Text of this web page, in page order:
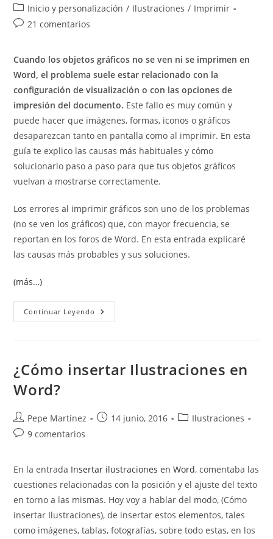
de
la
entrada:
de
Categoría
de
Inicio y personalización / Ilustraciones / Imprimir
Comentarios
entrada:
21 comentarios
Cuando los objetos gráficos no se ven ni se imprimen en
Word, el problema suele estar relacionado con la
configuración de visualización o con las opciones de
impresión del documento. Este fallo es muy común y
puede hacer que imágenes, formas, iconos o gráficos
desaparezcan tanto en pantalla como al imprimir. En esta
guía te explico las causas más habituales y cómo
solucionarlo paso a paso para que tus objetos gráficos
vuelvan a mostrarse correctamente.
Los errores al imprimir gráficos son uno de los problemas
(no se ven los gráficos) que, con mayor frecuencia, se
reportan en los foros de Word. En esta entrada explicaré
las causas más probables y sus soluciones.
(más…)
Continuar Leyendo Errores
Al
Word
Se
Imprimen.
¿Cómo insertar Ilustraciones en
Word?
Autor
de
Pepe Martínez
Publicación
14 junio, 2016
Categoría
Ilustraciones
Comentarios
entrada:
9 comentarios
En la entrada Insertar ilustraciones en Word, comentaba las
cuestiones relacionadas con la posición y el ajuste del texto
en torno a las mismas. Hoy voy a hablar del modo, (Cómo
insertar Ilustraciones), de insertar estos elementos, tales
como imágenes, tablas, fotografías, sobre todo estas, en los